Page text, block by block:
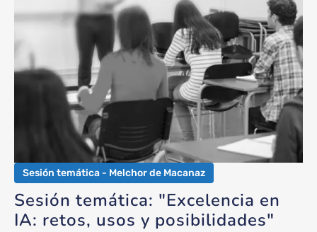
Sesión temática - Melchor de Macanaz
Sesión temática: "Excelencia en
IA: retos, usos y posibilidades"